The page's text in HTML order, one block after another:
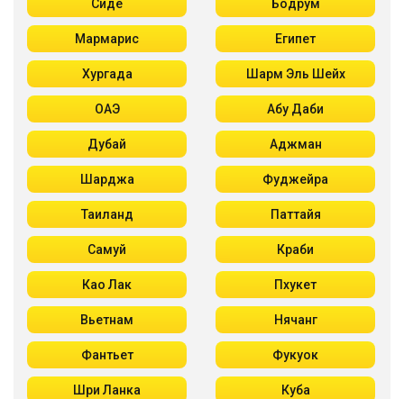
Сиде Бодрум
Мармарис Египет
Хургада Шарм Эль Шейх
ОАЭ Абу Даби
Дубай Аджман
Шарджа Фуджейра
Таиланд Паттайя
Самуй Краби
Као Лак Пхукет
Вьетнам Нячанг
Фантьет Фукуок
Шри Ланка Куба